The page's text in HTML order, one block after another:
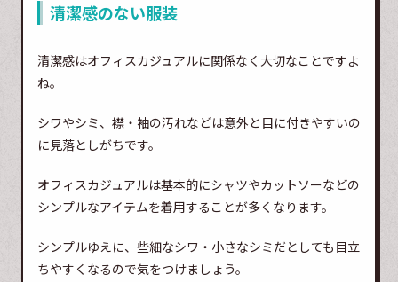
清潔感のない服装
清潔感はオフィスカジュアルに関係なく大切なことですよ
ね。
シワやシミ、襟・袖の汚れなどは意外と目に付きやすいの
に見落としがちです。
オフィスカジュアルは基本的にシャツやカットソーなどの
シンプルなアイテムを着用することが多くなります。
シンプルゆえに、些細なシワ・小さなシミだとしても目立
ちやすくなるので気をつけましょう。